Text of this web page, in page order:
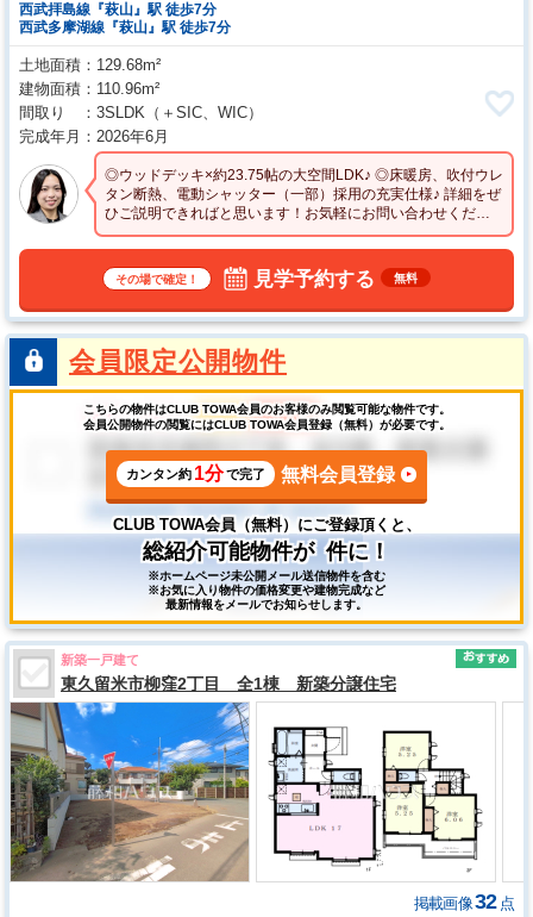
西武拝島線『萩山』駅 徒歩7分
西武多摩湖線『萩山』駅 徒歩7分
土地面積
129.68m²
建物面積
110.96m²
間取り
3SLDK （＋SIC、WIC）
完成年月
2026年6月
◎ウッドデッキ×約23.75帖の大空間LDK♪ ◎床暖房、吹付ウレ
タン断熱、電動シャッター（一部）採用の充実仕様♪ 詳細をぜ
ひご説明できればと思います！お気軽にお問い合わせくださ
いませ
その場で確定！ 見学予約する 無料
会員限定公開物件
こちらの物件はCLUB TOWA会員のお客様のみ閲覧可能な物件です。
会員公開物件の閲覧にはCLUB TOWA会員登録（無料）が必要です。
カンタン約 1分で完了 無料会員登録
CLUB TOWA会員（無料）にご登録頂くと、
総紹介可能物件が 件に！
※ホームページ未公開メール送信物件を含む
※お気に入り物件の価格変更や建物完成など
最新情報をメールでお知らせします。
新築一戸建て
東久留米市柳窪2丁目 全1棟 新築分譲住宅
掲載画像32 点